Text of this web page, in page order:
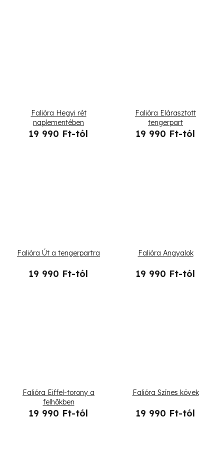
Falióra Hegyi rét
naplementében
19 990 Ft-tól
Falióra Elárasztott
tengerpart
19 990 Ft-tól
Falióra Út a tengerpartra
19 990 Ft-tól
Falióra Angyalok
19 990 Ft-tól
Falióra Eiffel-torony a
felhõkben
19 990 Ft-tól
Falióra Színes kövek
19 990 Ft-tól